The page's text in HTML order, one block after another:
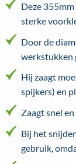
Deze
sterke
Door de
werkstukken
Hij zaagt
spijkers) en
Zaagt snel
Bij het
gebruik,